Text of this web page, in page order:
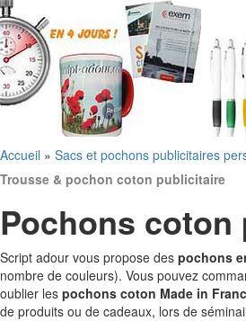
Accueil » Sacs et pochons publicitaires
Trousse & pochon coton publicitaire
Pochons
Script adour vous propose des pochons
nombre de couleurs). Vous pouvez
oublier les pochons coton Made in
de produits ou de cadeaux, lors de